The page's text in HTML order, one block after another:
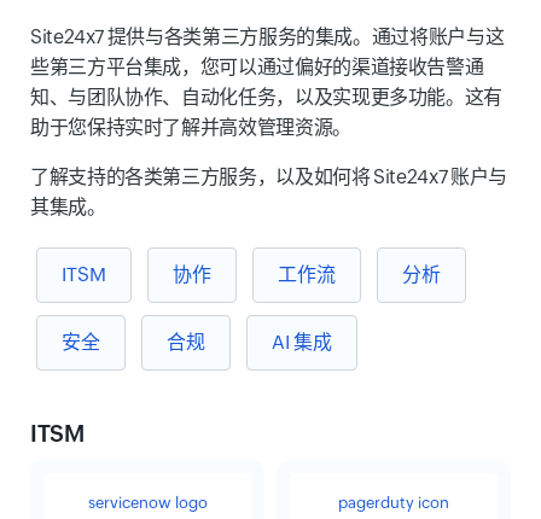
Site24x7 提供与各类第三方服务的集成。通过将账户与这
些第三方平台集成，您可以通过偏好的渠道接收告警通
知、与团队协作、自动化任务，以及实现更多功能。这有
助于您保持实时了解并高效管理资源。
了解支持的各类第三方服务，以及如何将 Site24x7 账户与
其集成。
ITSM 协作 工作流 分析
安全 合规 AI 集成
ITSM